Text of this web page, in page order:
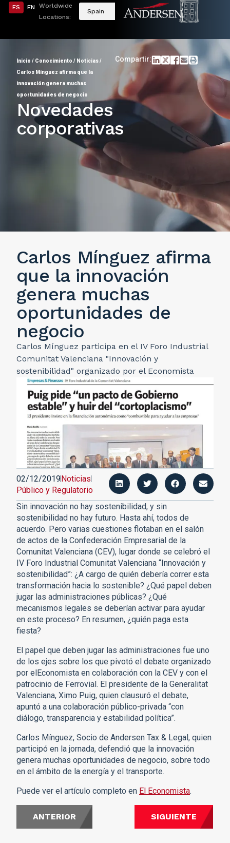
ES EN
Worldwide
Locations:
Spain
Inicio / Conocimiento / Noticias/
Carlos Mínguez afirma que la
innovación genera muchas
oportunidades de negocio
Compartir:
Novedades
corporativas
Carlos Mínguez afirma
que la innovación
genera muchas
oportunidades de
negocio
Carlos Mínguez participa en el IV Foro Industrial
Comunitat Valenciana "Innovación y
sostenibilidad" organizado por el Economista
02/12/2019Noticias
Público y Regulatorio
Sin innovación no hay sostenibilidad, y sin
sostenibilidad no hay futuro. Hasta ahí, todos de
acuerdo. Pero varias cuestiones flotaban en el salón
de actos de la Confederación Empresarial de la
Comunitat Valenciana (CEV), lugar donde se celebró el
IV Foro Industrial Comunitat Valenciana “Innovación y
sostenibilidad”: ¿A cargo de quién debería correr esta
transformación hacia lo sostenible? ¿Qué papel deben
jugar las administraciones públicas? ¿Qué
mecanismos legales se deberían activar para ayudar
en este proceso? En resumen, ¿quién paga esta
fiesta?
El papel que deben jugar las administraciones fue uno
de los ejes sobre los que pivotó el debate organizado
por elEconomista en colaboración con la CEV y con el
patrocinio de Ferrovial. El presidente de la Generalitat
Valenciana, Ximo Puig, quien clausuró el debate,
apuntó a una colaboración público-privada “con
diálogo, transparencia y estabilidad política”.
Carlos Mínguez, Socio de Andersen Tax & Legal, quien
participó en la jornada, defendió que la innovación
genera muchas oportunidades de negocio, sobre todo
en el ámbito de la energía y el transporte.
Puede ver el artículo completo en El Economista.
ANTERIOR SIGUIENTE